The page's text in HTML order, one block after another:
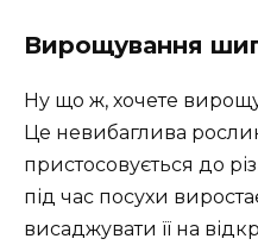
Вирощування
Ну що ж, хочете
Це невибаглива
пристосовується до
під час посухи
висаджувати її на